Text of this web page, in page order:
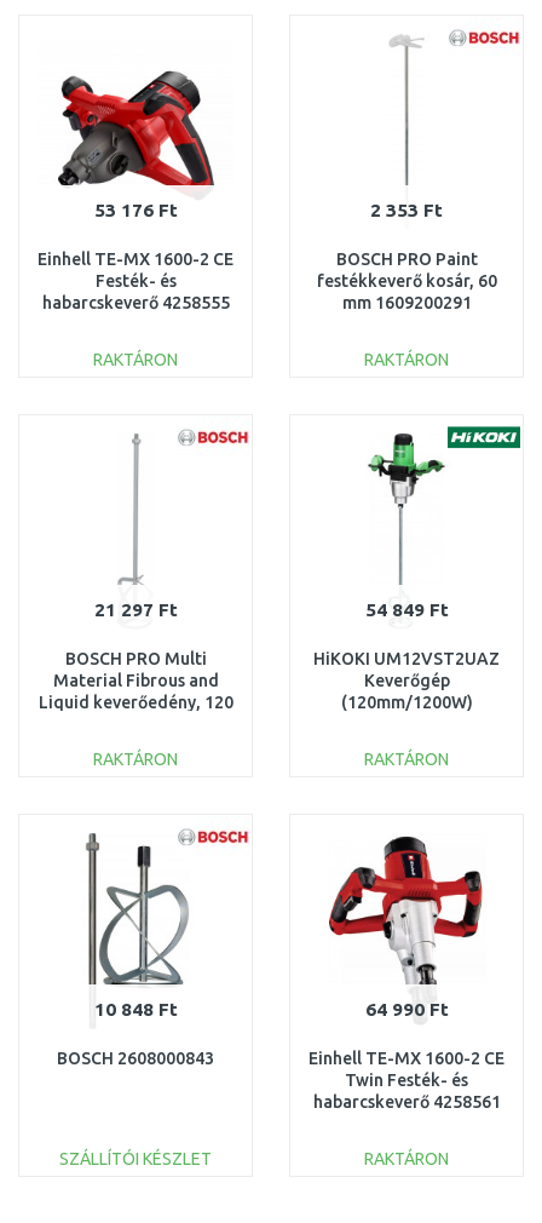
Összehasonlítás
53 176 Ft
Einhell TE-MX 1600-2 CE
Festék- és
habarcskeverő 4258555
RAKTÁRON
Összehasonlítás
2 353 Ft
BOSCH PRO Paint
festékkeverő kosár, 60
mm 1609200291
RAKTÁRON
Összehasonlítás
21 297 Ft
BOSCH PRO Multi
Material Fibrous and
Liquid keverőedény, 120
RAKTÁRON
Összehasonlítás
54 849 Ft
HiKOKI UM12VST2UAZ
Keverőgép
(120mm/1200W)
RAKTÁRON
10 848 Ft
BOSCH 2608000843
SZÁLLÍTÓI KÉSZLET
64 990 Ft
Einhell TE-MX 1600-2 CE
Twin Festék- és
habarcskeverő 4258561
RAKTÁRON